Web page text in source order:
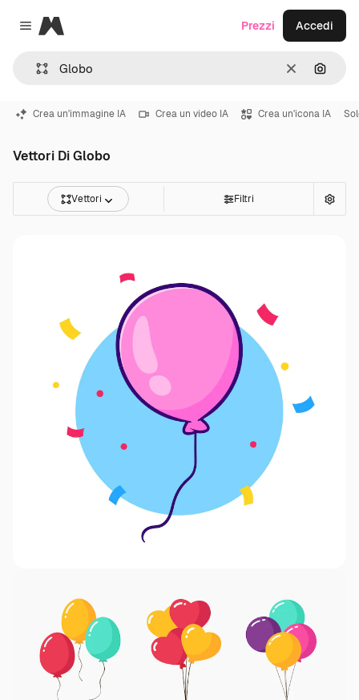
Close menu
Magnific
CancellaCerca
Prezzi Accedi
Crea un'immagine IA Crea un video IA Crea un'icona IA
Vettori Di Globo
Vettori Filtri